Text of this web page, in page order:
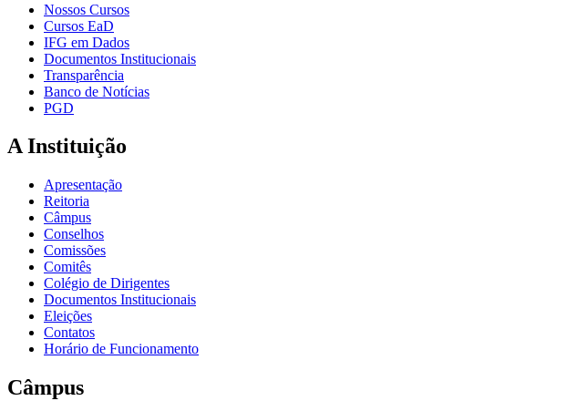
Nossos Cursos
Cursos EaD
IFG em Dados
Documentos Institucionais
Transparência
Banco de Notícias
PGD
A Instituição
Apresentação
Reitoria
Câmpus
Conselhos
Comissões
Comitês
Colégio de Dirigentes
Documentos Institucionais
Eleições
Contatos
Horário de Funcionamento
Câmpus